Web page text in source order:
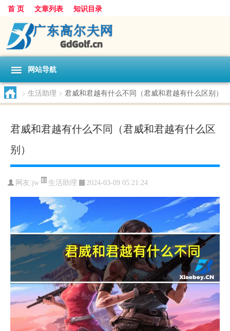
首 页 文章列表 知识目录
网站导航
> 生活助理 > 君威和君越有什么不同（君威和君越有什么区别）
君威和君越有什么不同（君威和君越有什么区
别）
网友:jw 生活助理 2024-03-09 05:21:24